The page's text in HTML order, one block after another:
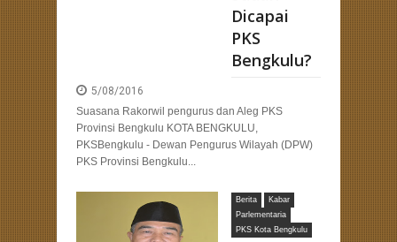
Dicapai
PKS
Bengkulu?
5/08/2016
Suasana Rakorwil pengurus dan Aleg PKS
Provinsi Bengkulu KOTA BENGKULU,
PKSBengkulu - Dewan Pengurus Wilayah (DPW)
PKS Provinsi Bengkulu...
Berita
Kabar
Parlementaria
PKS Kota Bengkulu